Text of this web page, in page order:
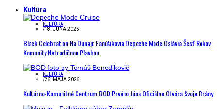
Kultúra
KULTÚRA
/18. JÚNA 2026
Black Celebration Na Dunaji: Fanúšikovia Depeche Mode Oslávia Šesť Rokov
Komunity Netradičnou Plavbou
KULTÚRA
/26. MÁJA 2026
Kultúrno-Komunitné Centrum BOD Prvého Júna Oficiálne Otvára Svoje Brány